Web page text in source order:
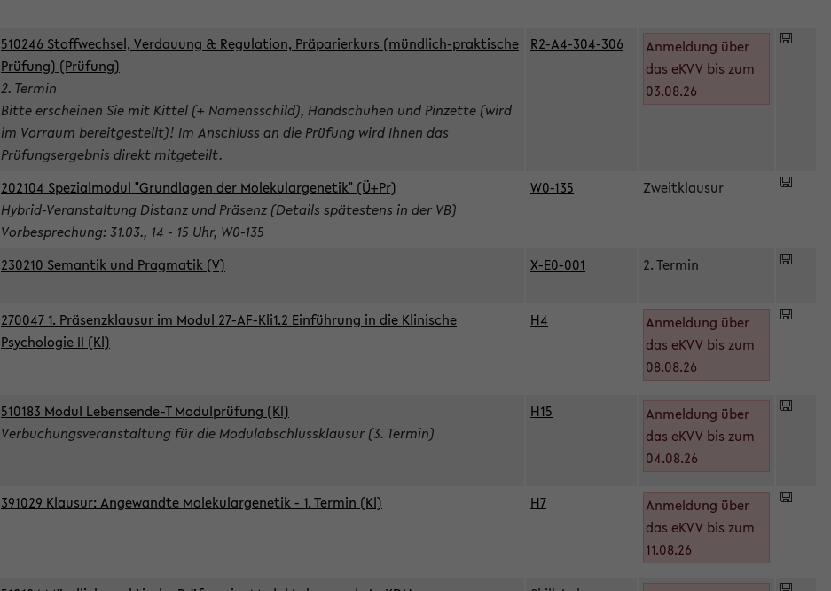
510246 Stoffwechsel, Verdauung & Regulation, Präparierkurs (mündlich-praktische
Prüfung) (Prüfung)
2. Termin
Bitte erscheinen Sie mit Kittel (+ Namensschild), Handschuhen und Pinzette (wird
im Vorraum bereitgestellt)! Im Anschluss an die Prüfung wird Ihnen das
Prüfungsergebnis direkt mitgeteilt.
R2-A4-304-306
Anmeldung über
das eKVV bis zum
03.08.26
202104 Spezialmodul "Grundlagen der Molekulargenetik" (Ü+Pr)
Hybrid-Veranstaltung Distanz und Präsenz (Details spätestens in der VB)
Vorbesprechung: 31.03., 14 - 15 Uhr, W0-135
W0-135 Zweitklausur
230210 Semantik und Pragmatik (V) X-E0-001 2. Termin
270047 1. Präsenzklausur im Modul 27-AF-Kli1.2 Einführung in die Klinische
Psychologie II (Kl)
H4
Anmeldung über
das eKVV bis zum
08.08.26
510183 Modul Lebensende-T Modulprüfung (Kl)
Verbuchungsveranstaltung für die Modulabschlussklausur (3. Termin)
H15
Anmeldung über
das eKVV bis zum
04.08.26
391029 Klausur: Angewandte Molekulargenetik - 1. Termin (Kl) H7
Anmeldung über
das eKVV bis zum
11.08.26